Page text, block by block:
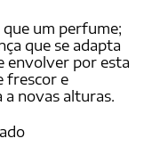
que um perfume;
que se adapta
envolver por esta
frescor e
a novas alturas.